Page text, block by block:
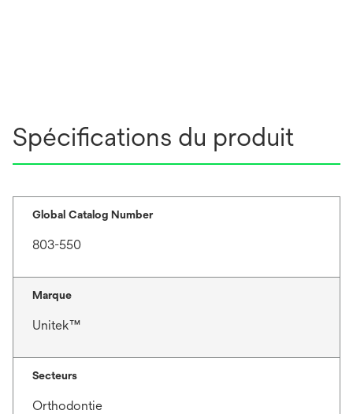
Spécifications du produit
Global Catalog Number
803-550
Marque
Unitek™
Secteurs
Orthodontie